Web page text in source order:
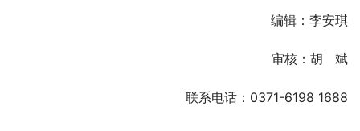
编辑：李安琪
审核：胡   斌
联系电话：0371-6198 1688